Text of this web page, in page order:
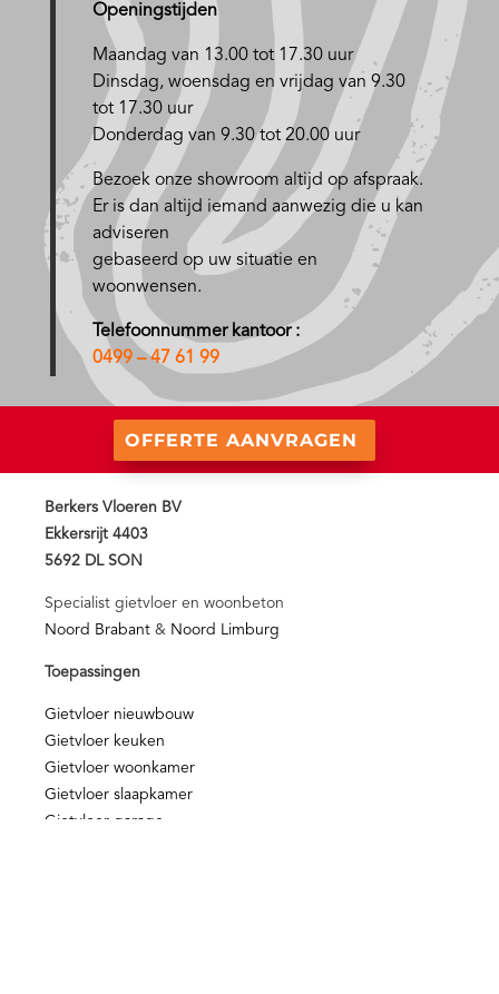
Openingstijden
Maandag van 13.00 tot 17.30 uur
Dinsdag, woensdag en vrijdag van 9.30
tot 17.30 uur
Donderdag van 9.30 tot 20.00 uur
Bezoek onze showroom altijd op afspraak.
Er is dan altijd iemand aanwezig die u kan
adviseren
gebaseerd op uw situatie en
woonwensen.
Telefoonnummer kantoor :
0499 – 47 61 99
OFFERTE AANVRAGEN
Berkers Vloeren BV
Ekkersrijt 4403
5692 DL SON
Specialist gietvloer en woonbeton
Noord Brabant & Noord Limburg
Toepassingen
Gietvloer nieuwbouw
Gietvloer keuken
Gietvloer woonkamer
Gietvloer slaapkamer
Gietvloer garage